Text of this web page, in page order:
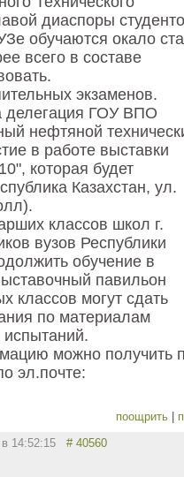
диаспоры
обучаются окало ста
всего в составе
экзаменов.
делегация ГОУ ВПО
нефтяной
в работе выставки
которая будет
Казахстан, ул.
классов школ г.
вузов Республики
обучение в
павильон
классов могут сдать
по материалам
испытаний.
можно получить
эл.почте:
поощрить
в 14:52:15 # 40560